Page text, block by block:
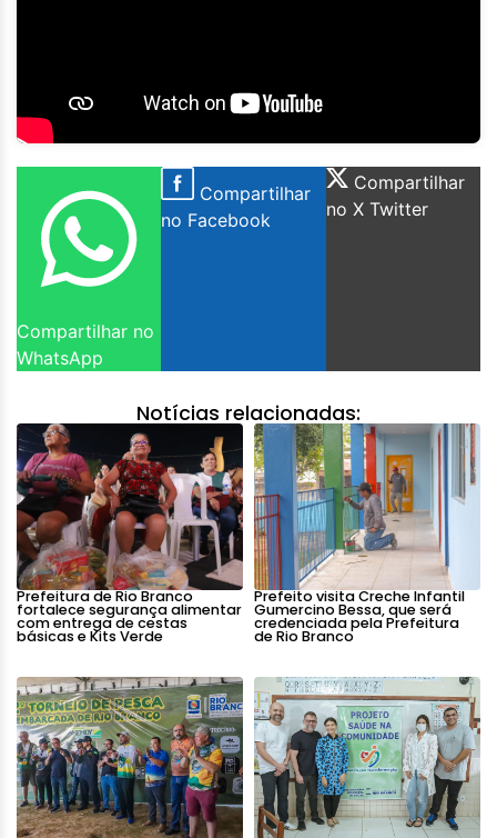
Compartilhar no
WhatsApp
Compartilhar
no Facebook
Compartilhar
no X Twitter
Notícias relacionadas:
Prefeitura de Rio Branco
fortalece segurança alimentar
com entrega de cestas
básicas e Kits Verde
Prefeito visita Creche Infantil
Gumercino Bessa, que será
credenciada pela Prefeitura
de Rio Branco